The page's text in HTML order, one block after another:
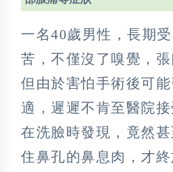
一名40歲男性，長期
苦，不僅沒了嗅覺，張
但由於害怕手術後可
適，遲遲不肯至醫院
在洗臉時發現，竟然
住鼻孔的鼻息肉，才